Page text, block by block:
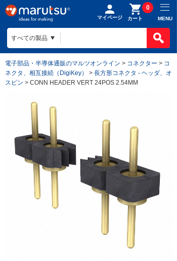
マイページ カート
0
MENU
電子部品・半導体通販のマルツオンライン > コネクター > コ
ネクタ、相互接続（DigiKey）
> 長方形コネクタ - ヘッダ、オ
スピン > CONN HEADER VERT 24POS 2.54MM